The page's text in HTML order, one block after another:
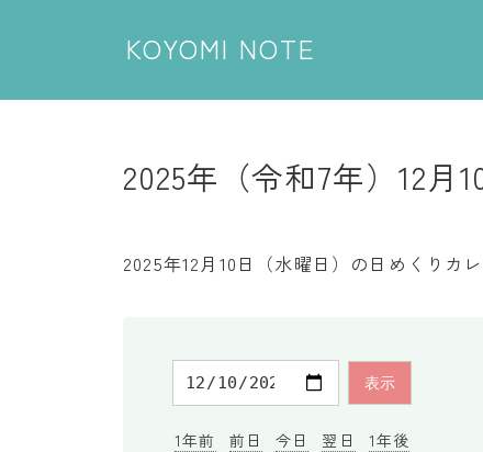
KOYOMI NOTE
2025年（令和7年）12月
2025年12月10日（水曜日）の日めくりカ
1年前 前日 今日 翌日 1年後